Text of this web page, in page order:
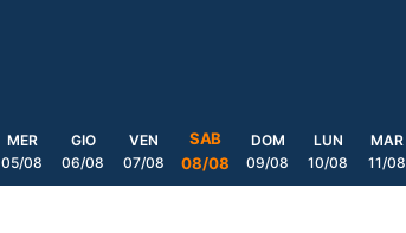
MER
05/08
GIO
06/08
VEN
07/08
SAB
08/08
DOM
09/08
LUN
10/08
MAR
11/08